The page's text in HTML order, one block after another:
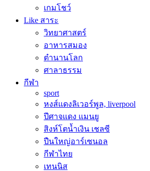
เกมโชว์
Like สาระ
วิทยาศาสตร์
อาหารสมอง
ตำนานโลก
ศาลาธรรม
กีฬา
sport
หงส์แดงลิเวอร์พูล, liverpool
ปีศาจแดง แมนยู
สิงห์โตน้ำเงิน เชลซี
ปืนใหญ่อาร์เซนอล
กีฬาไทย
เทนนิส